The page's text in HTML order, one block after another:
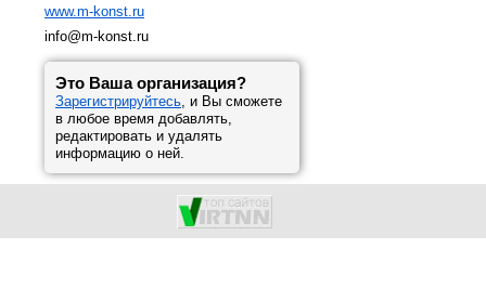
www.m-konst.ru
info@m-konst.ru
Это Ваша организация?
Зарегистрируйтесь, и Вы сможете
в любое время добавлять,
редактировать и удалять
информацию о ней.